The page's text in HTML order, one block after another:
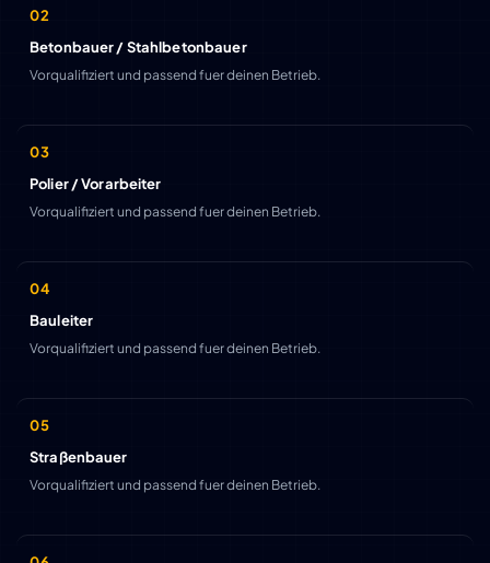
Betonbauer / Stahlbetonbauer
Vorqualifiziert und passend fuer deinen Betrieb.
Polier / Vorarbeiter
Vorqualifiziert und passend fuer deinen Betrieb.
Bauleiter
Vorqualifiziert und passend fuer deinen Betrieb.
Straßenbauer
Vorqualifiziert und passend fuer deinen Betrieb.